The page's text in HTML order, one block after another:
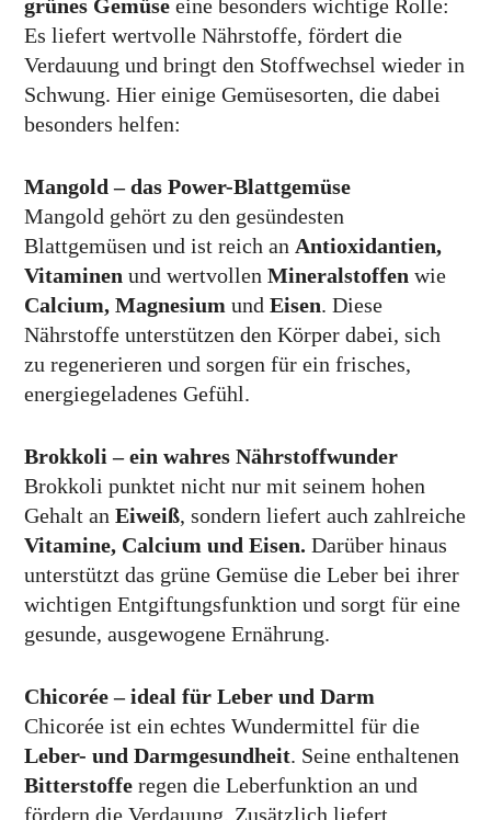
grünes Gemüse eine besonders wichtige Rolle:
Es liefert wertvolle Nährstoffe, fördert die
Verdauung und bringt den Stoffwechsel wieder in
Schwung. Hier einige Gemüsesorten, die dabei
besonders helfen:
Mangold – das Power-Blattgemüse
Mangold gehört zu den gesündesten
Blattgemüsen und ist reich an Antioxidantien,
Vitaminen und wertvollenMineralstoffen wie
Calcium, Magnesium undEisen. Diese
Nährstoffe unterstützen den Körper dabei, sich
zu regenerieren und sorgen für ein frisches,
energiegeladenes Gefühl.
Brokkoli – ein wahres Nährstoffwunder
Brokkoli punktet nicht nur mit seinem hohen
Gehalt anEiweiß, sondern liefert auch zahlreiche
Vitamine, Calcium undEisen.Darüber hinaus
unterstützt das grüne Gemüse die Leber bei ihrer
wichtigen Entgiftungsfunktion und sorgt für eine
gesunde, ausgewogene Ernährung.
Chicorée – ideal für Leber und Darm
Chicorée ist ein echtes Wundermittel für die
Leber- und Darmgesundheit. Seine enthaltenen
Bitterstoffe regen die Leberfunktion an und
fördern die Verdauung. Zusätzlich liefert